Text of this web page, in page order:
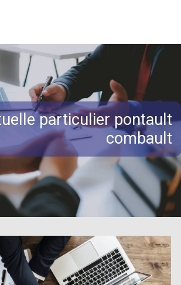
des cookies
particulier pontault
combault